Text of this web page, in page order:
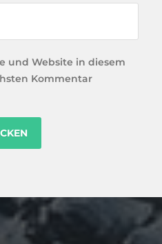
und Website in diesem
Kommentar